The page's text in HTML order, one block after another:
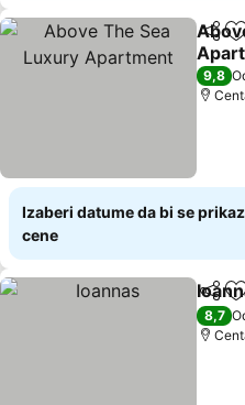
Deli
9,8
Izaberi datume da bi se
cene
Deli
8,7